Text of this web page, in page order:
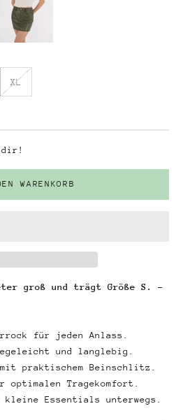
XL
dir!
WARENKORB
groß und trägt Größe S. -
für jeden Anlass.
und langlebig.
praktischem Beinschlitz.
optimalen Tragekomfort.
kleine Essentials unterwegs.